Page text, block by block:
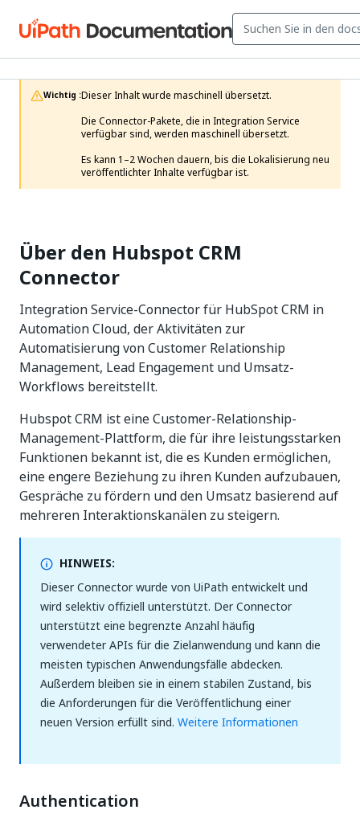
Wichtig :Dieser Inhalt wurde maschinell übersetzt.
Die Connector-Pakete, die in Integration Service
verfügbar sind, werden maschinell übersetzt.
Es kann 1–2 Wochen dauern, bis die Lokalisierung neu
veröffentlichter Inhalte verfügbar ist.
Über den Hubspot CRM
Connector
Integration Service-Connector für HubSpot CRM in
Automation Cloud, der Aktivitäten zur
Automatisierung von Customer Relationship
Management, Lead Engagement und Umsatz-
Workflows bereitstellt.
Hubspot CRM ist eine Customer-Relationship-
Management-Plattform, die für ihre leistungsstarken
Funktionen bekannt ist, die es Kunden ermöglichen,
eine engere Beziehung zu ihren Kunden aufzubauen,
Gespräche zu fördern und den Umsatz basierend auf
mehreren Interaktionskanälen zu steigern.
HINWEIS:
Dieser Connector wurde von UiPath entwickelt und
wird selektiv offiziell unterstützt. Der Connector
unterstützt eine begrenzte Anzahl häufig
verwendeter APIs für die Zielanwendung und kann die
meisten typischen Anwendungsfälle abdecken.
Außerdem bleiben sie in einem stabilen Zustand, bis
die Anforderungen für die Veröffentlichung einer
neuen Version erfüllt sind. Weitere Informationen
Authentication